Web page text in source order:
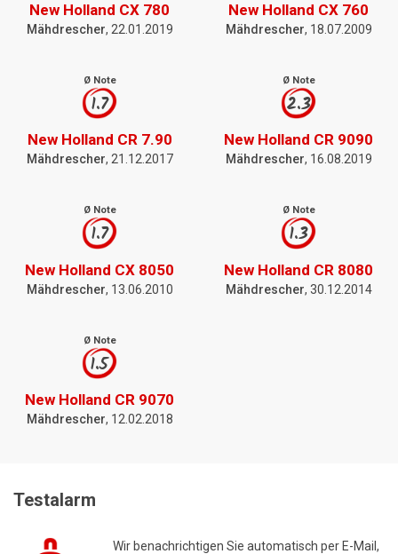
New Holland CX 780
Mähdrescher, 22.01.2019
New Holland CX 760
Mähdrescher, 18.07.2009
Ø Note
1.7
New Holland CR 7.90
Mähdrescher, 21.12.2017
Ø Note
2.3
New Holland CR 9090
Mähdrescher, 16.08.2019
Ø Note
1.7
New Holland CX 8050
Mähdrescher, 13.06.2010
Ø Note
1.3
New Holland CR 8080
Mähdrescher, 30.12.2014
Ø Note
1.5
New Holland CR 9070
Mähdrescher, 12.02.2018
Testalarm
Wir benachrichtigen Sie automatisch per E-Mail,